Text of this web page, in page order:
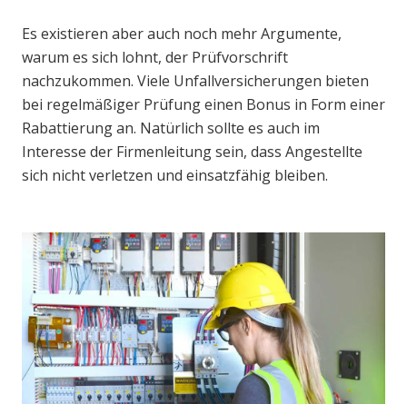
Es existieren aber auch noch mehr Argumente,
warum es sich lohnt, der Prüfvorschrift
nachzukommen. Viele Unfallversicherungen bieten
bei regelmäßiger Prüfung einen Bonus in Form einer
Rabattierung an. Natürlich sollte es auch im
Interesse der Firmenleitung sein, dass Angestellte
sich nicht verletzen und einsatzfähig bleiben.